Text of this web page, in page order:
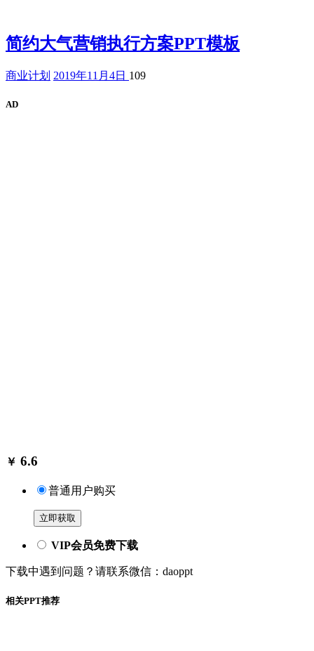
简约大气营销执行方案PPT模板
商业计划 2019年11月4日 109
AD
￥ 6.6
普通用户购买
立即获取
VIP会员免费下载
下载中遇到问题？请联系微信：daoppt
相关PPT推荐